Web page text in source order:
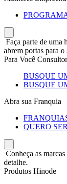
Faça parte de uma
abrem portas para o
Para Você Consultor
BUSQUE
BUSQUE
Abra sua Franquia
QUERO
Conheça as
detalhe.
Produtos Hinode